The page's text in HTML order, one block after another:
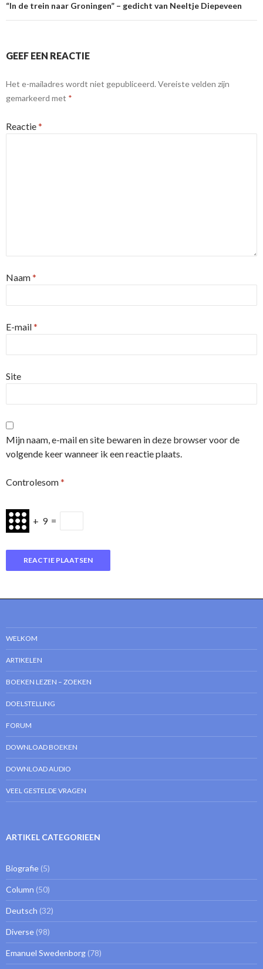
“In de trein naar Groningen” – gedicht van Neeltje Diepeveen
GEEF EEN REACTIE
Het e-mailadres wordt niet gepubliceerd. Vereiste velden zijn
gemarkeerd met *
Reactie*
Naam*
E-mail*
Site
Mijn naam, e-mail en site bewaren in deze browser voor de
volgende keer wanneer ik een reactie plaats.
Controlesom*
+ 9 =
WELKOM
ARTIKELEN
BOEKEN LEZEN – ZOEKEN
DOELSTELLING
FORUM
DOWNLOAD BOEKEN
DOWNLOAD AUDIO
VEEL GESTELDE VRAGEN
ARTIKEL CATEGORIEEN
Biografie (5)
Column (50)
Deutsch (32)
Diverse (98)
Emanuel Swedenborg (78)